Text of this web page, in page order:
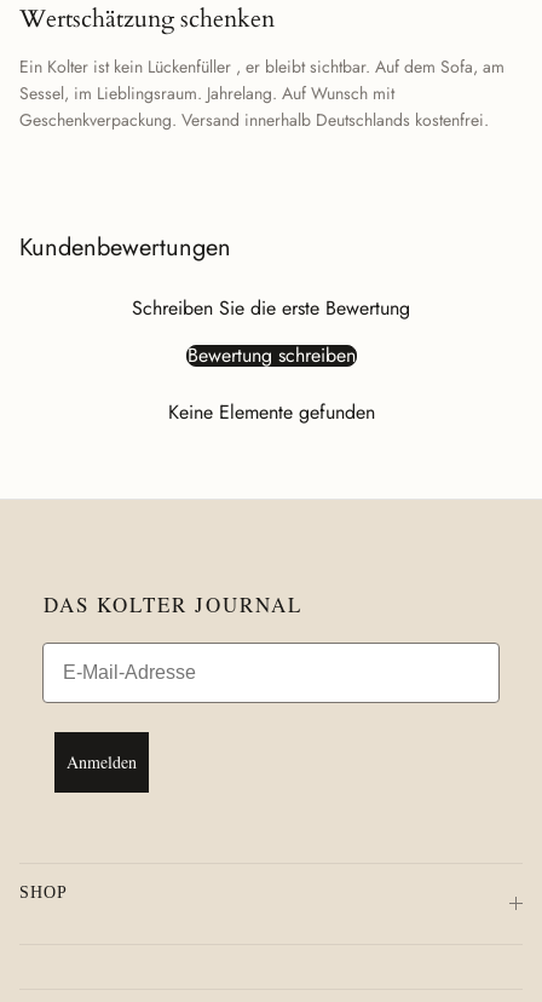
Wertschätzung schenken
Ein Kolter ist kein Lückenfüller , er bleibt sichtbar. Auf dem Sofa, am
Sessel, im Lieblingsraum. Jahrelang. Auf Wunsch mit
Geschenkverpackung. Versand innerhalb Deutschlands kostenfrei.
Kundenbewertungen
Schreiben Sie die erste Bewertung
Bewertung schreiben
Keine Elemente gefunden
DAS KOLTER JOURNAL
Email
Anmelden
SHOP